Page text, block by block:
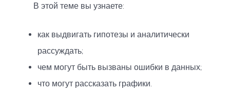
В этой теме вы узнаете:
как выдвигать гипотезы и аналитически
рассуждать;
чем могут быть вызваны ошибки в данных;
что могут рассказать графики.